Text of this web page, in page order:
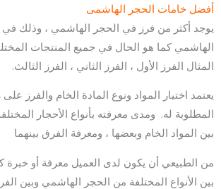
أفضل خامات الحجر الهاشمى
يوجد أكثر من فرز في الحجر الهاشمي ، وذلك في
الهاشمي كما هو الحال في جميع المنتجات
المثال الفرز الأول ، الفرز الثاني ، الفرز الثالث.
يعتمد اختيار المواد ونوع المادة الخام والفرز
المطلوبة له. ومدى معرفته بأنواع الأحجار
بين المواد الخام وبعضها ، ومعرفة الفرق بينهما
من الطبيعي أن يكون لدى العميل معرفة أو خبرة
بين الأنواع المختلفة من الحجر الهاشمي وبين